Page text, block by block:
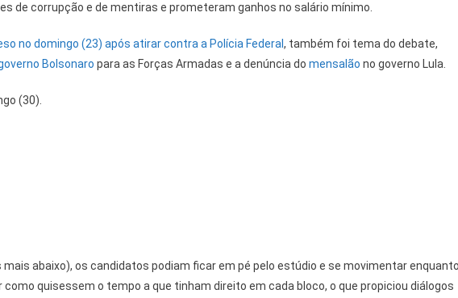
de corrupção e de mentiras e prometeram ganhos no salário mínimo.
no domingo (23) após atirar contra a Polícia Federal , também foi tema do debate,
Bolsonaro para as Forças Armadas e a denúncia do mensalão no governo Lula.
(30).
abaixo), os candidatos podiam ficar em pé pelo estúdio e se movimentar
quisessem o tempo a que tinham direito em cada bloco, o que propiciou diálogos